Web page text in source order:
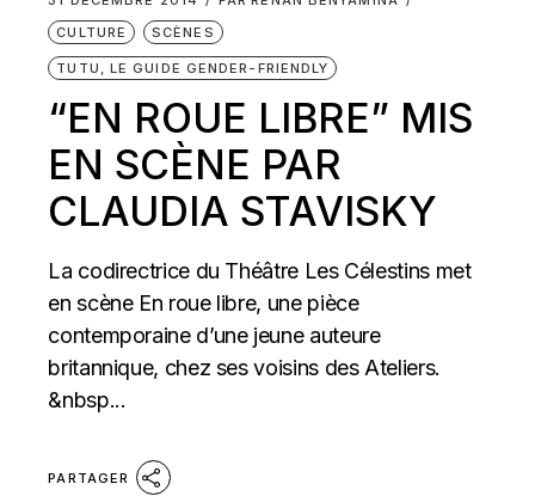
CULTURE
SCÈNES
TUTU, LE GUIDE GENDER-FRIENDLY
“EN ROUE LIBRE” MIS
EN SCÈNE PAR
CLAUDIA STAVISKY
La codirectrice du Théâtre Les Célestins met
en scène En roue libre, une pièce
contemporaine d’une jeune auteure
britannique, chez ses voisins des Ateliers.
&nbsp...
PARTAGER